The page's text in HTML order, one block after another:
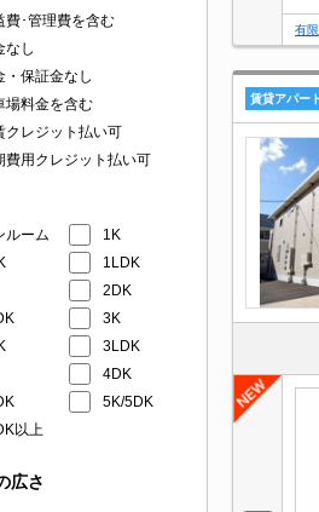
費･管理費を含む
なし
・保証金なし
場料金を含む
クレジット払い可
費用クレジット払い可
ルーム
1K
1LDK
2DK
3K
3LDK
4DK
5K/5DK
以上
広さ
有
賃貸アパート